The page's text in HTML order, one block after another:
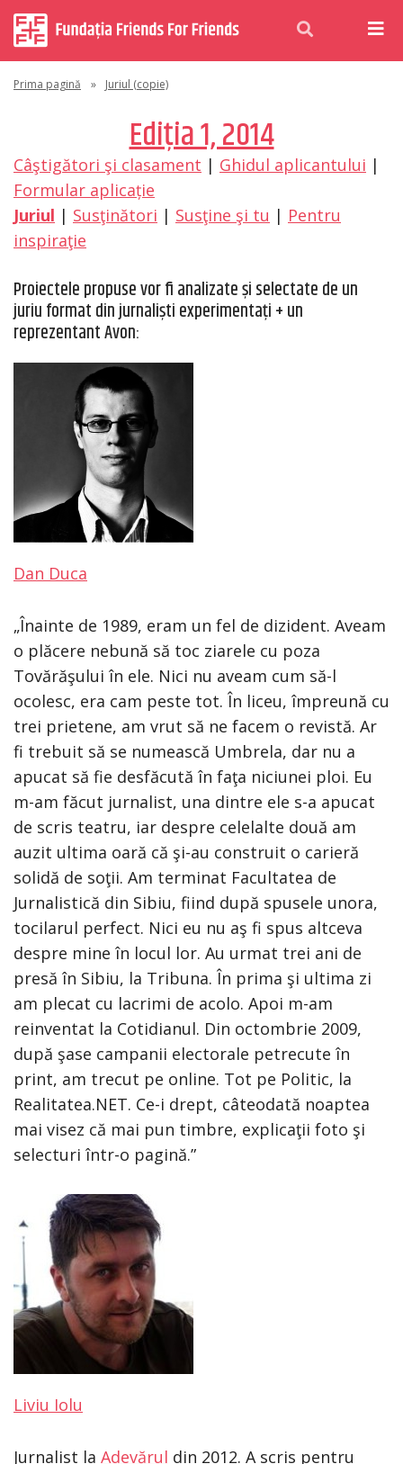
Prima pagină » Juriul (copie)
Ediţia 1, 2014
Câştigători şi clasament | Ghidul aplicantului |
Formular aplicație
Juriul | Susţinători | Susţine şi tu | Pentru
inspiraţie
Proiectele propuse vor fi analizate și selectate de un
juriu format din jurnaliști experimentați + un
reprezentant Avon:
Dan Duca
„Înainte de 1989, eram un fel de dizident. Aveam
o plăcere nebună să toc ziarele cu poza
Tovărăşului în ele. Nici nu aveam cum să-l
ocolesc, era cam peste tot. În liceu, împreună cu
trei prietene, am vrut să ne facem o revistă. Ar
fi trebuit să se numească Umbrela, dar nu a
apucat să fie desfăcută în faţa niciunei ploi. Eu
m-am făcut jurnalist, una dintre ele s-a apucat
de scris teatru, iar despre celelalte două am
auzit ultima oară că şi-au construit o carieră
solidă de soţii. Am terminat Facultatea de
Jurnalistică din Sibiu, fiind după spusele unora,
tocilarul perfect. Nici eu nu aş fi spus altceva
despre mine în locul lor. Au urmat trei ani de
presă în Sibiu, la Tribuna. În prima şi ultima zi
am plecat cu lacrimi de acolo. Apoi m-am
reinventat la Cotidianul. Din octombrie 2009,
după şase campanii electorale petrecute în
print, am trecut pe online. Tot pe Politic, la
Realitatea.NET. Ce-i drept, câteodată noaptea
mai visez că mai pun timbre, explicaţii foto şi
selecturi într-o pagină.”
Liviu Iolu
Jurnalist la Adevărul din 2012. A scris pentru